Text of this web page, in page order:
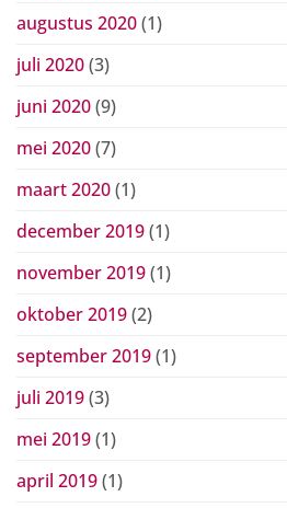
augustus 2020(1)
juli 2020(3)
juni 2020(9)
mei 2020(7)
maart 2020(1)
december 2019(1)
november 2019(1)
oktober 2019(2)
september 2019(1)
juli 2019(3)
mei 2019(1)
april 2019(1)